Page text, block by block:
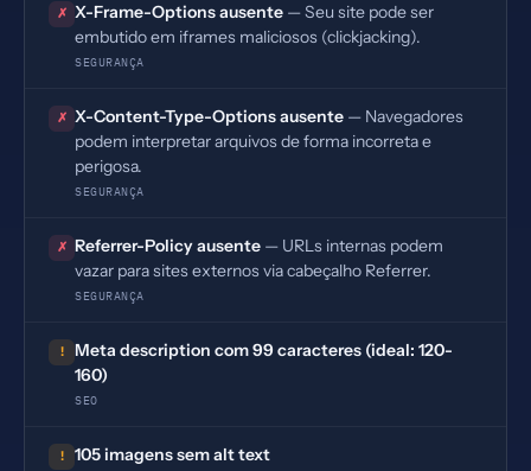
✗ X-Frame-Options ausente — Seu site pode ser
embutido em iframes maliciosos (clickjacking).
SEGURANÇA
✗ X-Content-Type-Options ausente — Navegadores
podem interpretar arquivos de forma incorreta e
perigosa.
SEGURANÇA
✗ Referrer-Policy ausente — URLs internas podem
vazar para sites externos via cabeçalho Referrer.
SEGURANÇA
!
Meta description com 99 caracteres (ideal: 120-
160)
SEO
! 105 imagens sem alt text